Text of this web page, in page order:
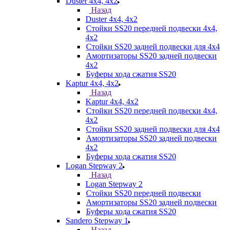
Назад
Duster 4х4, 4x2
Стойки SS20 передней подвески 4х4,
4x2
Стойки SS20 задней подвески для 4х4
Амортизаторы SS20 задней подвески
4х2
Буферы хода сжатия SS20
Kaptur 4х4, 4х2
Назад
Kaptur 4х4, 4х2
Стойки SS20 передней подвески 4х4,
4x2
Стойки SS20 задней подвески для 4х4
Амортизаторы SS20 задней подвески
4х2
Буферы хода сжатия SS20
Logan Stepway 2
Назад
Logan Stepway 2
Стойки SS20 передней подвески
Амортизаторы SS20 задней подвески
Буферы хода сжатия SS20
Sandero Stepway 1